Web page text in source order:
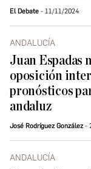
El Debate 11/11/2024
ANDALUCÍA
Juan Espadas
oposición
pronósticos
andaluz
José Rodríguez González
ANDALUCÍA